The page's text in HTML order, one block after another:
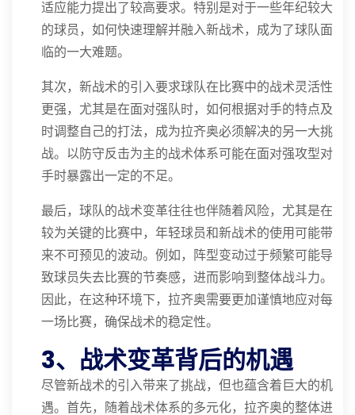
适应能力提出了较高要求。特别是对于一些年纪较大
的球员，如何快速理解并融入新战术，成为了球队面
临的一大难题。
其次，新战术的引入要求球队在比赛中的战术灵活性
更强，尤其是在面对强队时，如何根据对手的特点及
时调整自己的打法，成为拉齐奥必须解决的另一大挑
战。以防守反击为主的战术体系可能在面对强攻型对
手时暴露出一定的不足。
最后，球队的战术变革往往也伴随着风险，尤其是在
较为关键的比赛中，年轻球员和新战术的使用可能带
来不可预见的波动。例如，阵型变动过于频繁可能导
致球员失去比赛的节奏感，进而影响到整体战斗力。
因此，在这种环境下，拉齐奥需要更加谨慎地应对每
一场比赛，确保战术的稳定性。
3、战术变革背后的机遇
尽管新战术的引入带来了挑战，但也蕴含着巨大的机
遇。首先，随着战术体系的多元化，拉齐奥的整体进